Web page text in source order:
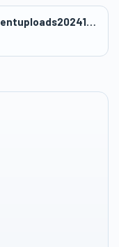
wwwasbanc_418publicwp-contentuploads202412SESION-AP-3-u2-3°-YENNY-VERONICA-PAJUELO-QUISPE-1.pdf